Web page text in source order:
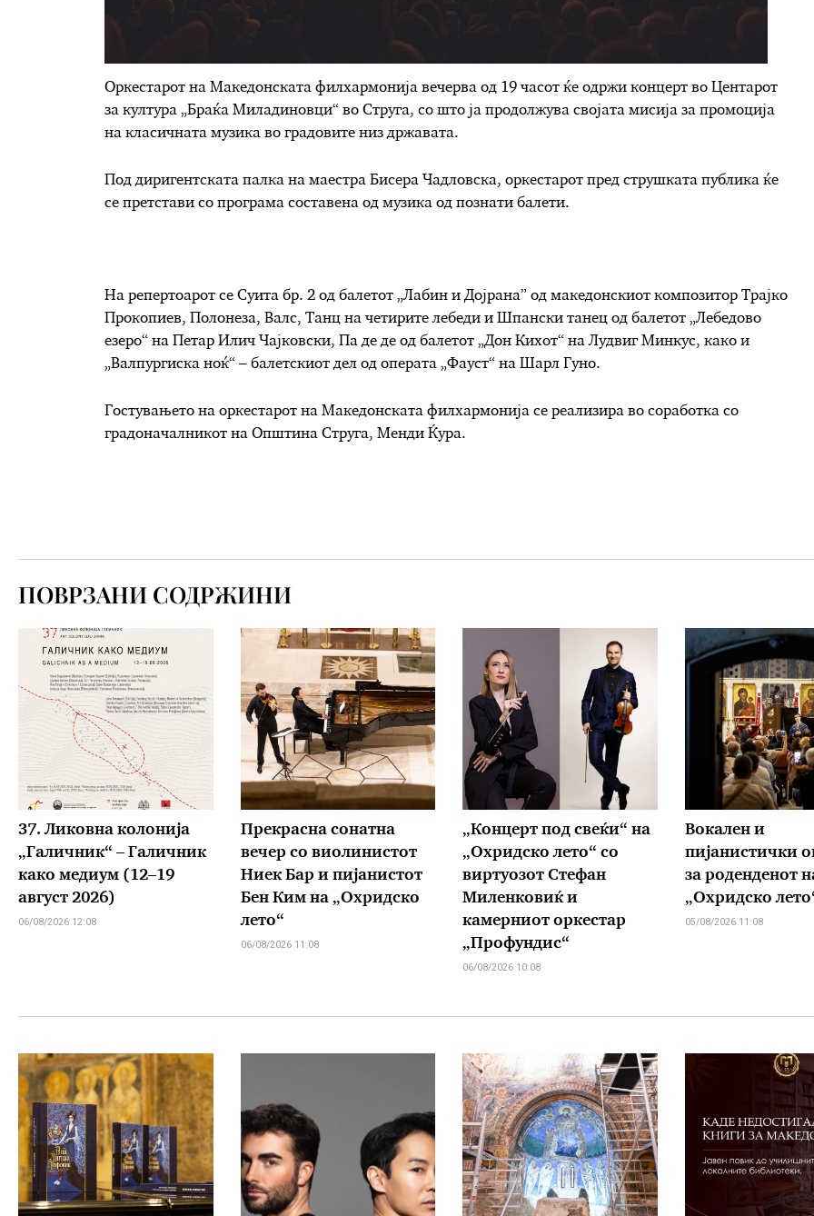
Оркестарот на Македонската филхармонија вечерва од 19 часот ќе одржи концерт во Центарот
за култура „Браќа Миладиновци“ во Струга, со што ја продолжува својата мисија за промоција
на класичната музика во градовите низ државата.
Под диригентската палка на маестра Бисера Чадловска, оркестарот пред струшката публика ќе
се претстави со програма составена од музика од познати балети.
На репертоарот се Суита бр. 2 од балетот „Лабин и Дојрана” од македонскиот композитор Трајко
Прокопиев, Полонеза, Валс, Танц на четирите лебеди и Шпански танец од балетот „Лебедово
езеро“ на Петар Илич Чајковски, Па де де од балетот „Дон Кихот“ на Лудвиг Минкус, како и
„Валпургиска ноќ“ – балетскиот дел од операта „Фауст“ на Шарл Гуно.
Гостувањето на оркестарот на Македонската филхармонија се реализира во соработка со
градоначалникот на Општина Струга, Менди Ќура.
ПОВРЗАНИ СОДРЖИНИ
37. Ликовна колонија
„Галичник“ – Галичник
како медиум (12–19
август 2026)
06/08/2026 12:08
Прекрасна сонатна
вечер со виолинистот
Ниек Бар и пијанистот
Бен Ким на „Охридско
лето“
06/08/2026 11:08
„Концерт под свеќи“ на
„Охридско лето“ со
виртуозот Стефан
Миленковиќ и
камерниот оркестар
„Профундис“
06/08/2026 10:08
Вокален и
пијанистички
за роденденот
„Охридско
05/08/2026 11:08